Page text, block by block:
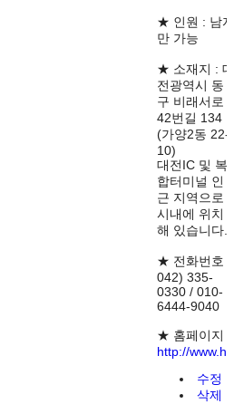
★ 인원 : 남자
만 가능
★ 소재지 : 대
전광역시 동
구 비래서로
42번길 134
(가양2동 22-
10)
대전IC 및 복
합터미널 인
근 지역으로
시내에 위치
해 있습니다.
★ 전화번호 :
042) 335-
0330 / 010-
6444-9040
★ 홈페이지 :
http://
수정
삭제